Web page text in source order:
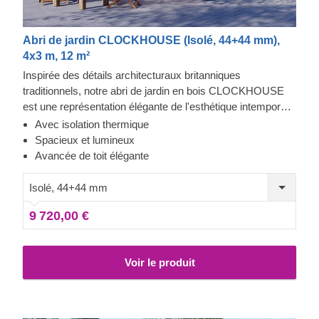
Abri de jardin CLOCKHOUSE (Isolé, 44+44 mm),
4x3 m, 12 m²
Inspirée des détails architecturaux britanniques
traditionnels, notre abri de jardin en bois CLOCKHOUSE
est une représentation élégante de l'esthétique intemporelle
du bois et du fonctionnel. Cet abri spacieux, qui assure une
grande luminosité naturelle grâce à ses larges fenêtres et
portes entourant l'avant du bâtiment, pourrait être un choix
ou un endroit confortable pour se réunir entre amis ou avec
votre famille.
Avec isolation thermique
Spacieux et lumineux
Avancée de toit élégante
Isolé, 44+44 mm
9 720,00 €
Voir le produit